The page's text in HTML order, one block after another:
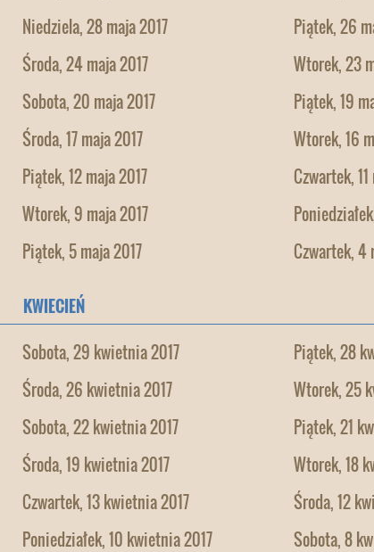
Niedziela, 28 maja 2017
Piątek, 26
Środa, 24 maja 2017
Wtorek, 23
Sobota, 20 maja 2017
Piątek, 19
Środa, 17 maja 2017
Wtorek, 16
Piątek, 12 maja 2017
Czwartek,
Wtorek, 9 maja 2017
Piątek, 5 maja 2017
Czwartek, 4
KWIECIEŃ
Sobota, 29 kwietnia 2017
Piątek, 28
Środa, 26 kwietnia 2017
Wtorek, 25
Sobota, 22 kwietnia 2017
Piątek, 21
Środa, 19 kwietnia 2017
Wtorek, 18
Czwartek, 13 kwietnia 2017
Środa, 12
Poniedziałek, 10 kwietnia 2017
Sobota, 8